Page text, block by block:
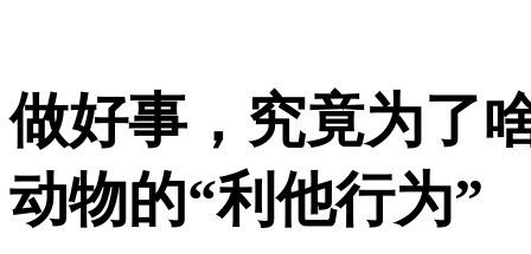
做好事，究竟为了
动物的“利他行为”